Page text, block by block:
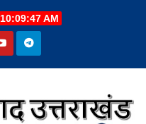
10:09:48 AM